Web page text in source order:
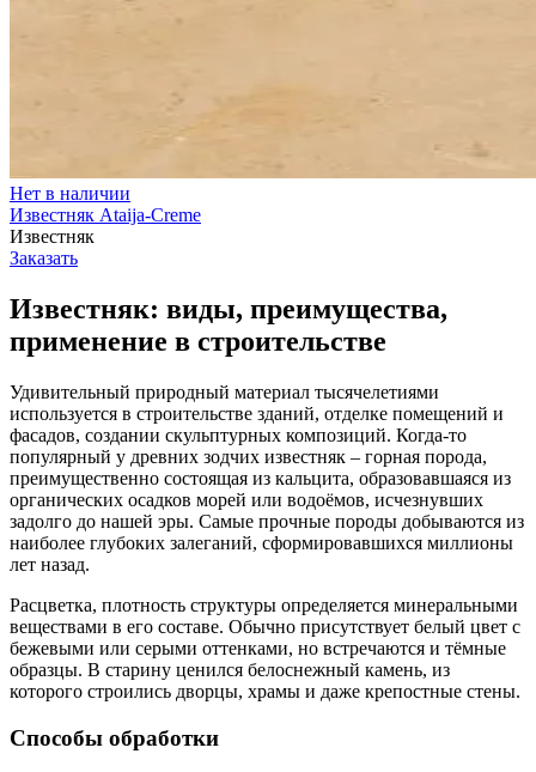
Нет в наличии
Известняк Ataija-Creme
Известняк
Заказать
Известняк: виды, преимущества,
применение в строительстве
Удивительный природный материал тысячелетиями
используется в строительстве зданий, отделке помещений и
фасадов, создании скульптурных композиций. Когда-то
популярный у древних зодчих известняк – горная порода,
преимущественно состоящая из кальцита, образовавшаяся из
органических осадков морей или водоёмов, исчезнувших
задолго до нашей эры. Самые прочные породы добываются из
наиболее глубоких залеганий, сформировавшихся миллионы
лет назад.
Расцветка, плотность структуры определяется минеральными
веществами в его составе. Обычно присутствует белый цвет с
бежевыми или серыми оттенками, но встречаются и тёмные
образцы. В старину ценился белоснежный камень, из
которого строились дворцы, храмы и даже крепостные стены.
Способы обработки